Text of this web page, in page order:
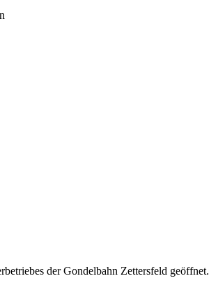
der Gondelbahn Zettersfeld geöffnet.